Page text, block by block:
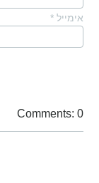
אימייל *
Comments: 0